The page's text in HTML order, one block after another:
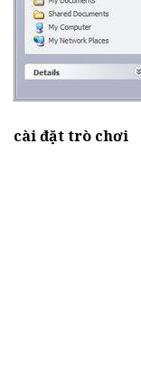
cài đặt trò chơi